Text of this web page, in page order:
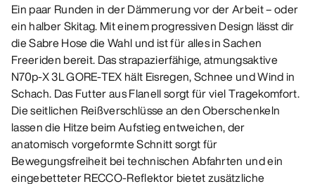
Ein paar Runden in der Dämmerung vor der Arbeit – oder
ein halber Skitag. Mit einem progressiven Design lässt dir
die Sabre Hose die Wahl und ist für alles in Sachen
Freeriden bereit. Das strapazierfähige, atmungsaktive
N70p-X 3L GORE-TEX hält Eisregen, Schnee und Wind in
Schach. Das Futter aus Flanell sorgt für viel Tragekomfort.
Die seitlichen Reißverschlüsse an den Oberschenkeln
lassen die Hitze beim Aufstieg entweichen, der
anatomisch vorgeformte Schnitt sorgt für
Bewegungsfreiheit bei technischen Abfahrten und ein
eingebetteter RECCO-Reflektor bietet zusätzliche